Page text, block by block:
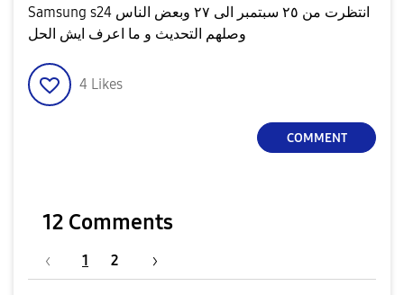
Samsung s24 انتظرت من ٢٥ سبتمبر الى ٢٧ وبعض الناس
4 Likes
COMMENT
12 Comments
1 2